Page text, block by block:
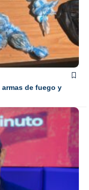
de fuego y